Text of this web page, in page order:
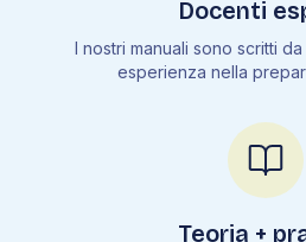
Docenti
I nostri manuali sono scritti
esperienza nella
Teoria +